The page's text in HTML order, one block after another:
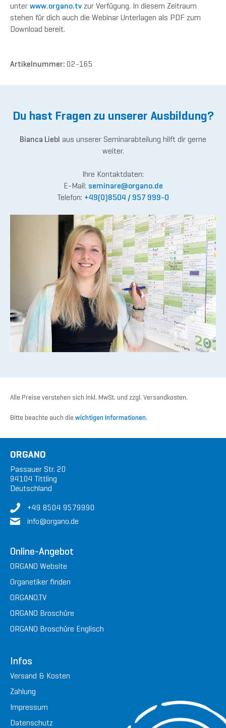
unter www.organo.tv zur Verfügung. In diesem Zeitraum
stehen für dich auch die Webinar Unterlagen als PDF zum
Download bereit.
Artikelnummer: 02-165
Du hast Fragen zu unserer Ausbildung?
Bianca Liebl aus unserer Seminarabteilung hilft dir gerne
weiter.
Ihre Kontaktdaten:
E-Mail: seminare@organo.de
Telefon: +49(0)8504 / 957 999-0
Alle Preise verstehen sich inkl. MwSt. und zzgl. Versandkosten.
Bitte beachte auch die wichtigen Informationen.
ORGANO
Passauer Str. 20
94104 Tittling
Deutschland
+49 8504 9579990
info@organo.de
Online-Angebot
ORGANO Website
Organetiker finden
ORGANO.TV
ORGANO Broschüre
ORGANO Broschüre Englisch
Infos
Versand & Kosten
Zahlung
Impressum
Datenschutz